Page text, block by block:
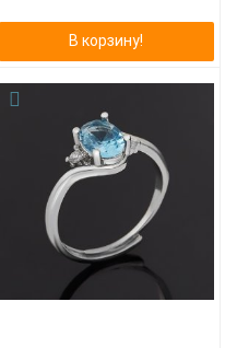
В корзину!